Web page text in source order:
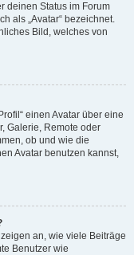
deinen Status im Forum
als „Avatar“ bezeichnet.
Bild, welches von
einen Avatar über eine
Galerie, Remote oder
ob und wie die
Avatar benutzen kannst,
an, wie viele Beiträge
Benutzer wie